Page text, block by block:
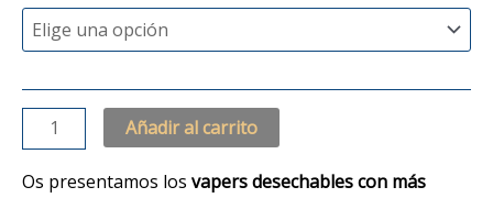
Añadir al carrito
Os presentamos los vapers desechables con más